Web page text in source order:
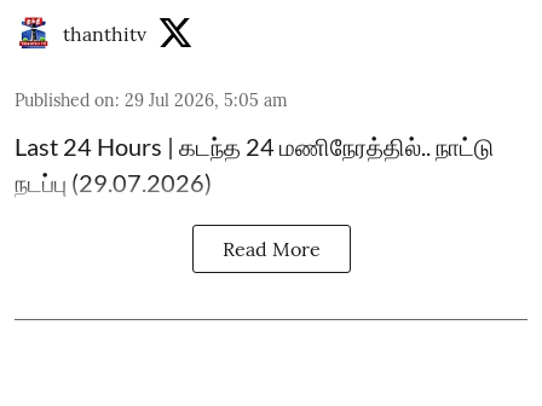
thanthitv
Published on: 29 Jul 2026, 5:05 am
Last 24 Hours | கடந்த 24 மணிநேரத்தில்.. நாட்டு
நடப்பு (29.07.2026)
Read More